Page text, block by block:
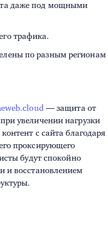
даже под мощными
трафика.
по разным регионам
—защита от
увеличении нагрузки
с сайта благодаря
проксирующего
будут спокойно
и восстановлением